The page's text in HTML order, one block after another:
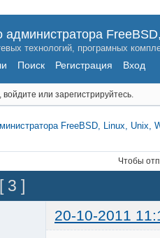
администратора
технологий, програмных
Поиск Регистрация Вход
или зарегистрируйтесь.
FreeBSD, Linux, Unix,
Чтобы
3 ]
20-10-2011